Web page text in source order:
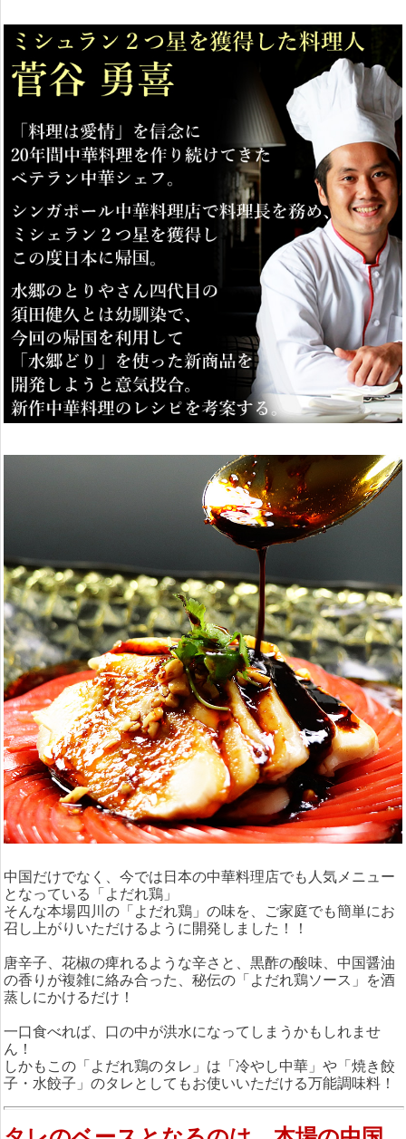
中国だけでなく、今では日本の中華料理店でも人気メニュー
となっている「よだれ鶏」
そんな本場四川の「よだれ鶏」の味を、ご家庭でも簡単にお
召し上がりいただけるように開発しました！！
唐辛子、花椒の痺れるような辛さと、黒酢の酸味、中国醤油
の香りが複雑に絡み合った、秘伝の「よだれ鶏ソース」を酒
蒸しにかけるだけ！
一口食べれば、口の中が洪水になってしまうかもしれませ
ん！
しかもこの「よだれ鶏のタレ」は「冷やし中華」や「焼き餃
子・水餃子」のタレとしてもお使いいただける万能調味料！